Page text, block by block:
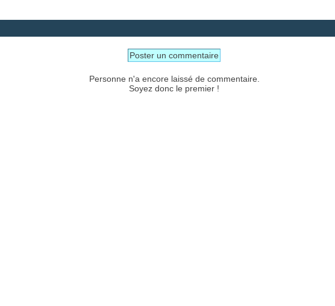
Poster un commentaire
Personne n'a encore laissé de commentaire.
Soyez donc le premier !